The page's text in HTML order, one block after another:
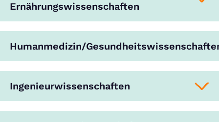
Ernährungswissenschaften
Humanmedizin/
Ingenieurwissenschaften